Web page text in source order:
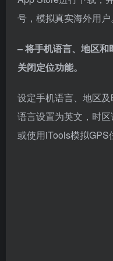
号，模拟真实海外用户。
– 将手机语言、地区
关闭定位功能。
设定手机语言、地区
语言设置为英文，时
或使用iTools模拟GPS